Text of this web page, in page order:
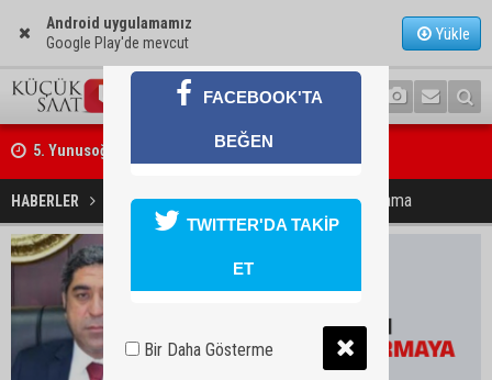
Android uygulamamız
Google Play'de mevcut
Yükle
5. Yunusoğlu Futbol Turnuvası’nda final heyecanı
Ceyhan’da Necdet Sevinç Parkı’nda bakım çalışması
HABERLER YAŞAM Barodan Jet Soruşturmaya Kınama
FACEBOOK'TA
BEĞEN
TWITTER'DA TAKİP
ET
Bir Daha Gösterme